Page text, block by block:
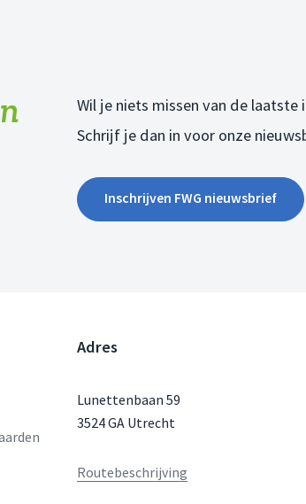
Wil je niets missen van de
Schrijf je dan in voor onze
Inschrijven FWG nieuwsbrief
Adres
Lunettenbaan 59
3524 GA Utrecht
Routebeschrijving